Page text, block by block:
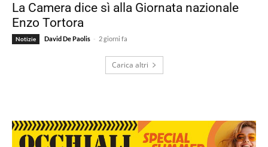
La Camera dice sì alla Giornata nazionale
Enzo Tortora
Notizie David De Paolis - 2 giorni fa
Carica altri